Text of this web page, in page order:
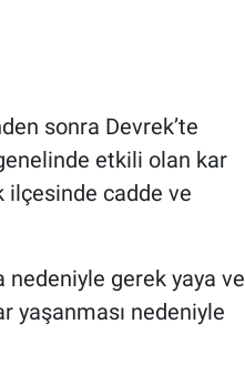
sonra Devrek’te
etkili olan kar
ilçesinde cadde ve
gerek yaya ve
yaşanması nedeniyle